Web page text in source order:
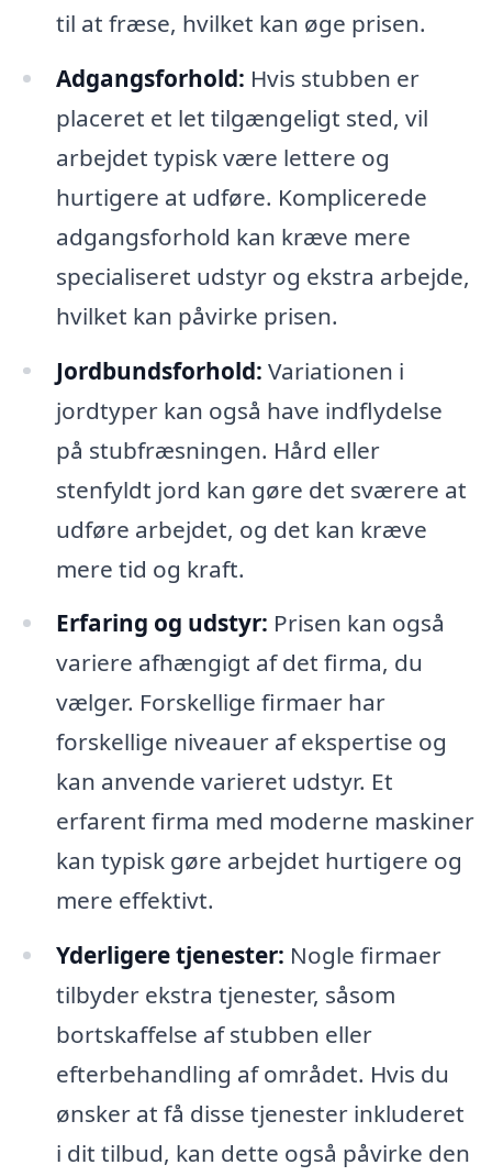
til at fræse, hvilket kan øge prisen.
Adgangsforhold: Hvis stubben er
placeret et let tilgængeligt sted, vil
arbejdet typisk være lettere og
hurtigere at udføre. Komplicerede
adgangsforhold kan kræve mere
specialiseret udstyr og ekstra arbejde,
hvilket kan påvirke prisen.
Jordbundsforhold: Variationen i
jordtyper kan også have indflydelse
på stubfræsningen. Hård eller
stenfyldt jord kan gøre det sværere at
udføre arbejdet, og det kan kræve
mere tid og kraft.
Erfaring og udstyr: Prisen kan også
variere afhængigt af det firma, du
vælger. Forskellige firmaer har
forskellige niveauer af ekspertise og
kan anvende varieret udstyr. Et
erfarent firma med moderne maskiner
kan typisk gøre arbejdet hurtigere og
mere effektivt.
Yderligere tjenester: Nogle firmaer
tilbyder ekstra tjenester, såsom
bortskaffelse af stubben eller
efterbehandling af området. Hvis du
ønsker at få disse tjenester inkluderet
i dit tilbud, kan dette også påvirke den